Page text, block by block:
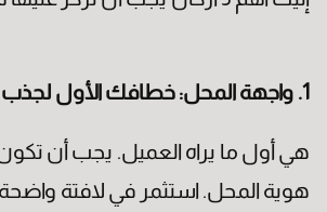
الجنسية
1. واجهة المحل: خطافك الأول لجذب الانتباه
هي أول ما يراه العميل. يجب أن
هوية المحل. استثمر في لافتة